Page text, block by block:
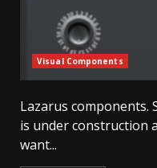
Visual Components
Lazarus components.
is under construction
want...